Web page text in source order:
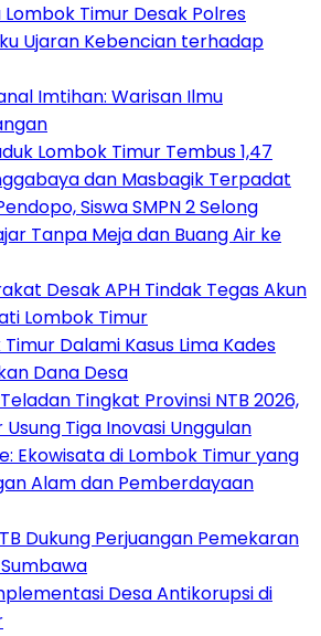
Lombok Timur Desak Polres
Ujaran Kebencian terhadap
Imtihan: Warisan Ilmu
Lombok Timur Tembus 1,47
dan Masbagik Terpadat
Siswa SMPN 2 Selong
Tanpa Meja dan Buang Air ke
Desak APH Tindak Tegas Akun
Lombok Timur
Dalami Kasus Lima Kades
Dana Desa
Tingkat Provinsi NTB 2026,
Tiga Inovasi Unggulan
Ekowisata di Lombok Timur yang
Alam dan Pemberdayaan
Dukung Perjuangan Pemekaran
Desa Antikorupsi di